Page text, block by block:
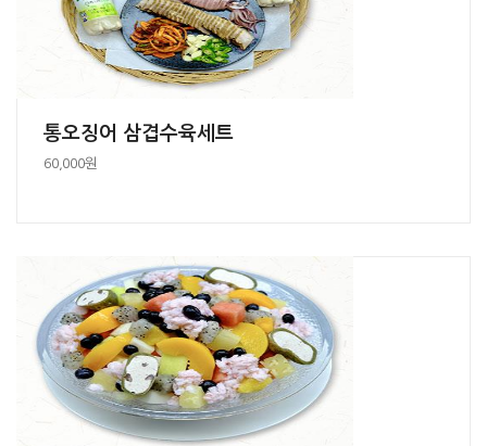
통오징어 삼겹수육세트
60,000원